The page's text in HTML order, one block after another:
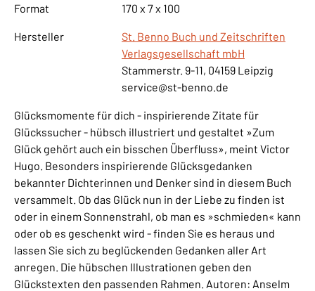
Format 170 x 7 x 100
Hersteller
St. Benno Buch und Zeitschriften
Verlagsgesellschaft mbH
Stammerstr. 9-11, 04159 Leipzig
service@st-benno.de
Glücksmomente für dich - inspirierende Zitate für
Glückssucher - hübsch illustriert und gestaltet »Zum
Glück gehört auch ein bisschen Überfluss», meint Victor
Hugo. Besonders inspirierende Glücksgedanken
bekannter Dichterinnen und Denker sind in diesem Buch
versammelt. Ob das Glück nun in der Liebe zu finden ist
oder in einem Sonnenstrahl, ob man es »schmieden« kann
oder ob es geschenkt wird - finden Sie es heraus und
lassen Sie sich zu beglückenden Gedanken aller Art
anregen. Die hübschen Illustrationen geben den
Glückstexten den passenden Rahmen. Autoren: Anselm